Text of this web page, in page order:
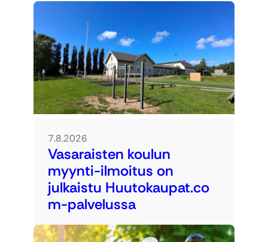
7.8.2026
Vasaraisten koulun
myynti-ilmoitus on
julkaistu Huutokaupat.co
m-palvelussa